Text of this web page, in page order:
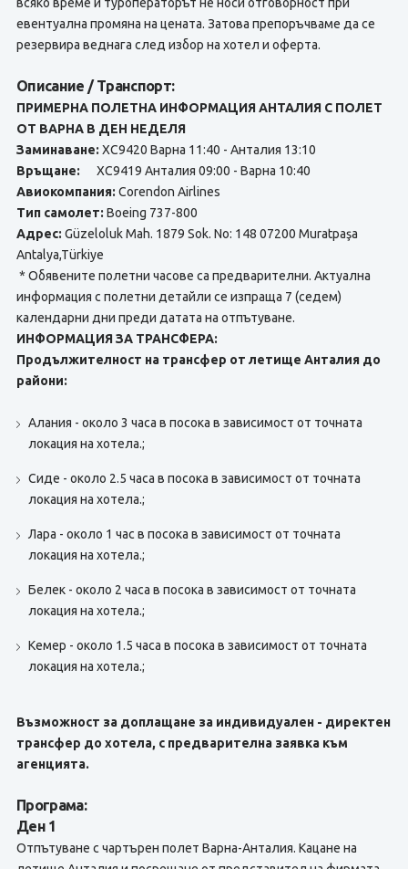
евентуална промяна на цената. Затова препоръчваме да се
резервира веднага след избор на хотел и оферта.
Описание / Транспорт:
ПРИМЕРНА ПОЛЕТНА ИНФОРМАЦИЯ АНТАЛИЯ С ПОЛЕТ
ОТ ВАРНА В ДЕН НЕДЕЛЯ
Заминаване: XC9420 Варна 11:40 - Анталия 13:10
Връщане:
XC9419 Анталия 09:00 - Варна 10:40
Авиокомпания: Corendon Airlines
Тип самолет: Boeing 737-800
Адрес: Güzeloluk Mah. 1879 Sok. No: 148 07200 Muratpaşa
Antalya,Türkiye
* Обявените полетни часове са предварителни. Актуална
информация с полетни детайли се изпраща 7 (седем)
календарни дни преди датата на отпътуване.
ИНФОРМАЦИЯ ЗА ТРАНСФЕРА:
Продължителност на трансфер от летище Анталия до
райони:
Алания - около 3 часа в посока в зависимост от точната
локация на хотела.;
Сиде - около 2.5 часа в посока в зависимост от точната
локация на хотела.;
Лара - около 1 час в посока в зависимост от точната
локация на хотела.;
Белек - около 2 часа в посока в зависимост от точната
локация на хотела.;
Кемер - около 1.5 часа в посока в зависимост от точната
локация на хотела.;
Възможност за доплащане за индивидуален - директен
трансфер до хотела, с предварителна заявка към
агенцията.
Програма:
Ден 1
Отпътуване с чартърен полет Варна-Анталия. Кацане на